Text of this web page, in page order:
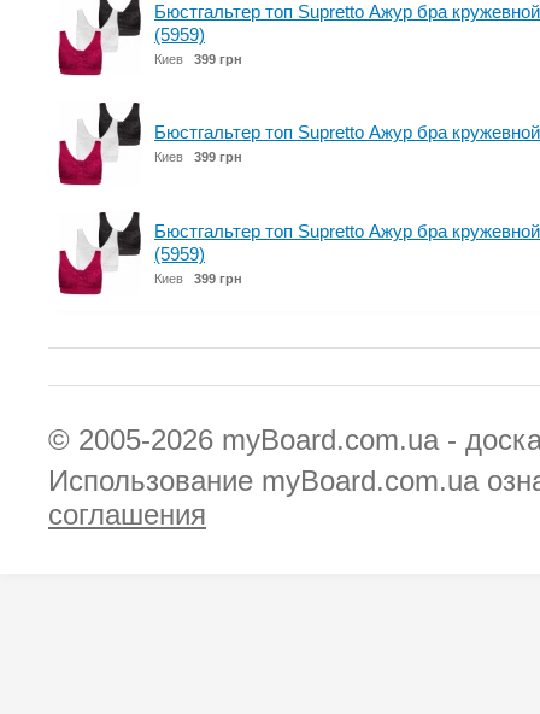
Бюстгальтер топ Supretto Ажур бра
(5959)
Киев 399 грн
Бюстгальтер топ Supretto Ажур бра
Киев 399 грн
Бюстгальтер топ Supretto Ажур бра
(5959)
Киев 399 грн
© 2005-2026 myBoard.com.ua -
Использование myBoard.com.ua
соглашения